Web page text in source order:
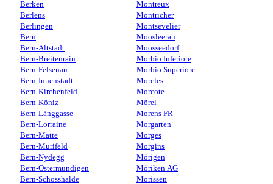
Berken
Berlens
Berlingen
Bern
Bern-Altstadt
Bern-Breitenrain
Bern-Felsenau
Bern-Innenstadt
Bern-Kirchenfeld
Bern-Köniz
Bern-Länggasse
Bern-Lorraine
Bern-Matte
Bern-Murifeld
Bern-Nydegg
Bern-Ostermundigen
Bern-Schosshalde
Montreux
Montricher
Montsevelier
Moosleerau
Moosseedorf
Morbio Inferiore
Morbio Superiore
Morcles
Morcote
Mörel
Morens FR
Morgarten
Morges
Morgins
Mörigen
Möriken AG
Morissen